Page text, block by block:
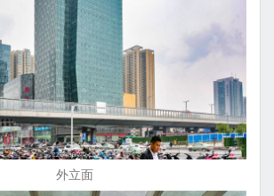
外立面